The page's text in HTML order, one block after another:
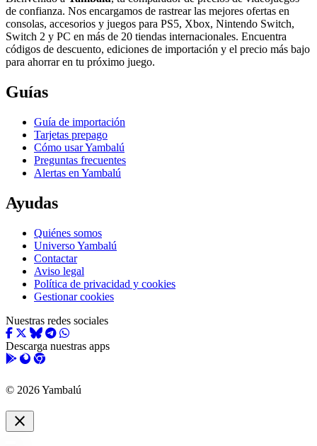
de confianza. Nos encargamos de rastrear las mejores ofertas en
consolas, accesorios y juegos para PS5, Xbox, Nintendo Switch,
Switch 2 y PC en más de 20 tiendas internacionales. Encuentra
códigos de descuento, ediciones de importación y el precio más bajo
para ahorrar en tu próximo juego.
Guías
Guía de importación
Tarjetas prepago
Cómo usar Yambalú
Preguntas frecuentes
Alertas en Yambalú
Ayudas
Quiénes somos
Universo Yambalú
Contactar
Aviso legal
Política de privacidad y cookies
Gestionar cookies
Nuestras redes sociales
Descarga nuestras apps
© 2026 Yambalú
close